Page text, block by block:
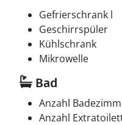
Whirlpool
Entspannen Sie sich
2 Personen.
Gefrierschrank l
Geschirrspüler
Kühlschrank
Mikrowelle
Bad
Anzahl
Anzahl